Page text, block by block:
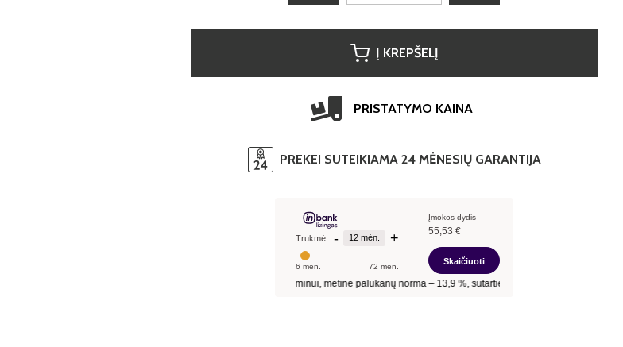
Į KREPŠELĮ
PRISTATYMO KAINA
PREKEI SUTEIKIAMA 24 MĖNESIŲ GARANTIJA